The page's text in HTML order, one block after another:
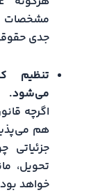
مشخصات
جدی
تنظیم
می‌شود.
اگرچه
هم
جزئیاتی
تحویل،
خواهد